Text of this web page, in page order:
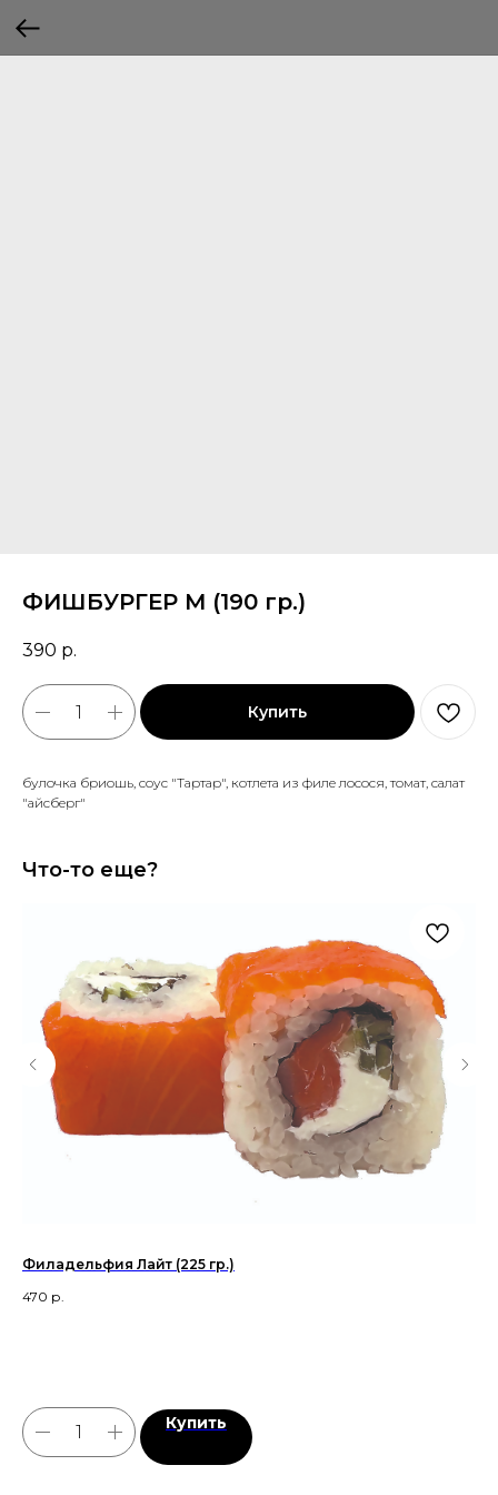
ФИШБУРГЕР M (190 гр.)
390 р.
Купить
булочка бриошь, соус "Тартар", котлета из филе лосося, томат, салат
"айсберг"
Что-то еще?
Филадельфия Лайт (225 гр.)
470 р.
Купить